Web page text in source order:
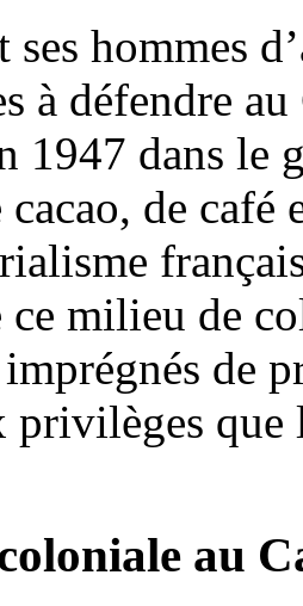
ses hommes
à défendre
1947 dans le
de
ce milieu de
de
privilèges
au